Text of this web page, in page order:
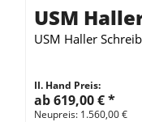
USM
USM Haller
II. Hand Preis:
ab 619,00 €*
Neupreis: 1.560,00 €